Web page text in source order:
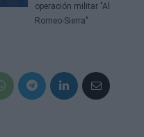
operación militar "Al
Romeo-Sierra"